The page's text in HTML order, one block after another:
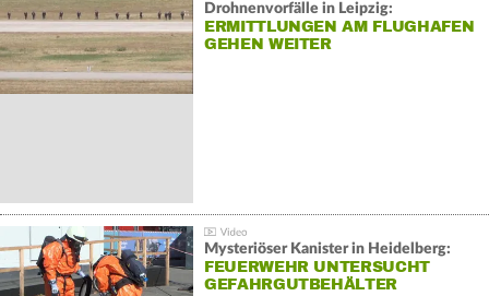
Drohnenvorfälle in Leipzig:
ERMITTLUNGEN AM FLUGHAFEN
GEHEN WEITER
Mysteriöser Kanister in Heidelberg:
FEUERWEHR UNTERSUCHT
GEFAHRGUTBEHÄLTER